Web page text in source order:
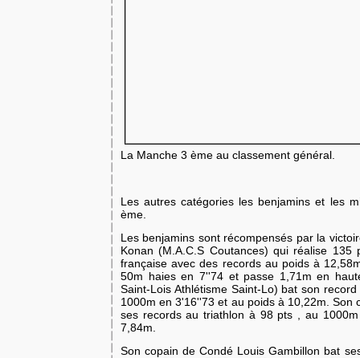
La Manche 3 ème au classement général.
Les autres catégories les benjamins et les
ème.
Les benjamins sont récompensés par la
Konan (M.A.C.S Coutances) qui réalise 135
française avec des records au poids à
50m haies en 7''74 et passe 1,71m en
Saint-Lois Athlétisme Saint-Lo) bat son
1000m en 3'16''73 et au poids à 10,22m. Son
ses records au triathlon à 98 pts , au
7,84m.
Son copain de Condé Louis Gambillon bat